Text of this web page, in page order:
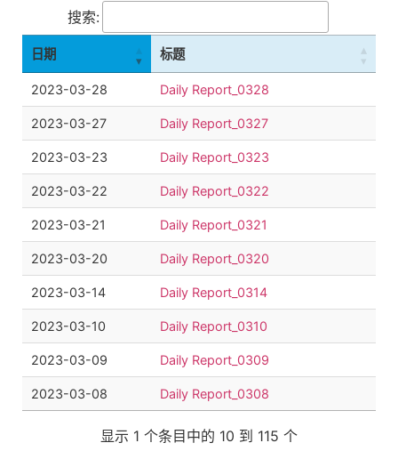
搜索:
日期 标题
2023-03-28 Daily Report_0328
2023-03-27 Daily Report_0327
2023-03-23 Daily Report_0323
2023-03-22 Daily Report_0322
2023-03-21 Daily Report_0321
2023-03-20 Daily Report_0320
2023-03-14 Daily Report_0314
2023-03-10 Daily Report_0310
2023-03-09 Daily Report_0309
2023-03-08 Daily Report_0308
显示 1 个条目中的 10 到 115 个